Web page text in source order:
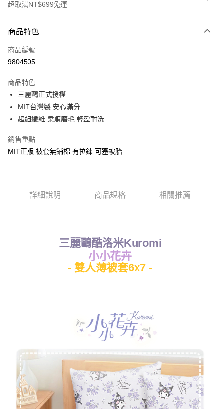
超取滿NT$699免運
信用卡一次付款
超商取貨付款
Apple Pay
街口支付
Google Pay
每筆NT$60，滿NT$699(含以上)免運費
商品特色
商品編號
9804505
商品特色
三麗鷗正式授權
MIT台灣製 安心滿分
超細纖維 柔順磨毛 輕盈耐洗
銷售重點
MIT正版 被套無鋪棉 有拉鍊 可塞被胎
詳細說明 商品規格 相關推薦
三麗鷗酷洛米Kuromi
小小花卉
- 雙人薄被套6x7 -